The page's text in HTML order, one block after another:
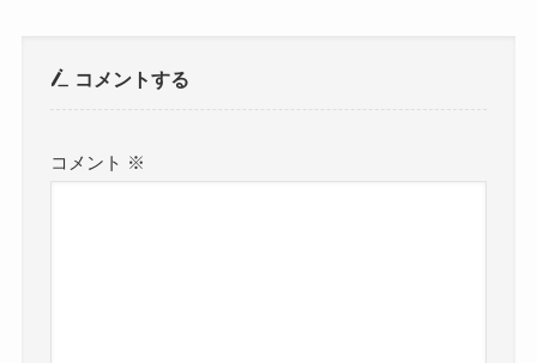
コメントする
コメント ※